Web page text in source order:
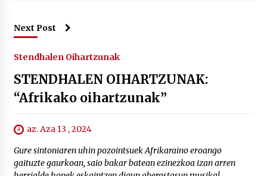
Next Post
Stendhalen Oihartzunak
STENDHALEN OIHARTZUNAK:
“Afrikako oihartzunak”
az. Aza 13 , 2024
Gure sintoniaren uhin pozointsuek Afrikaraino eroango
gaituzte gaurkoan, saio bakar batean ezinezkoa izan arren